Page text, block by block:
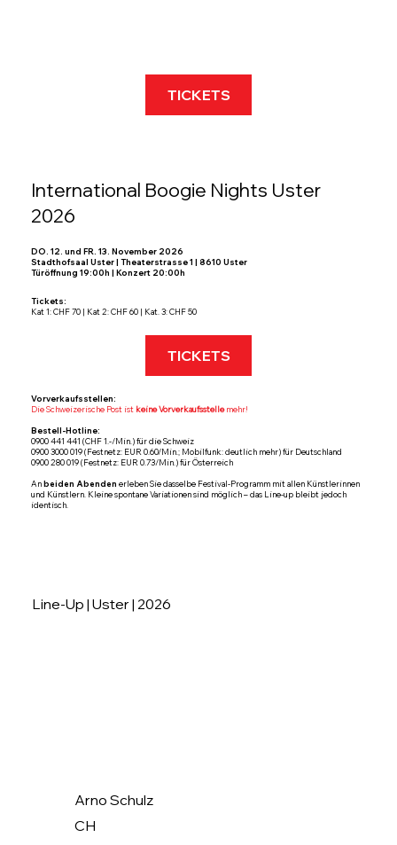
TICKETS
Line-Up | Uster | 2026
Arno Schulz
CH
International Boogie Nights Uster
2026
DO. 12. und FR. 13. November 2026
Stadthofsaal Uster | Theaterstrasse 1 | 8610 Uster
Türöffnung 19:00h | Konzert 20:00h
Tickets:
Kat 1: CHF 70 | Kat 2: CHF 60 | Kat. 3: CHF 50
TICKETS
Vorverkaufsstellen:
Die Schweizerische Post ist keine Vorverkaufsstellemehr!
Bestell-Hotline:
0900 441 441 (CHF 1.-/Min.) für die Schweiz
0900 3000 019 (Festnetz: EUR 0.60/Min.; Mobilfunk: deutlich mehr) für Deutschland
0900 280 019 (Festnetz: EUR 0.73/Min.) für Österreich
Anbeiden Abenden erleben Sie dasselbe Festival-Programm mit allen Künstlerinnen
und Künstlern. Kleine spontane Variationen sind möglich – das Line-up bleibt jedoch
identisch.